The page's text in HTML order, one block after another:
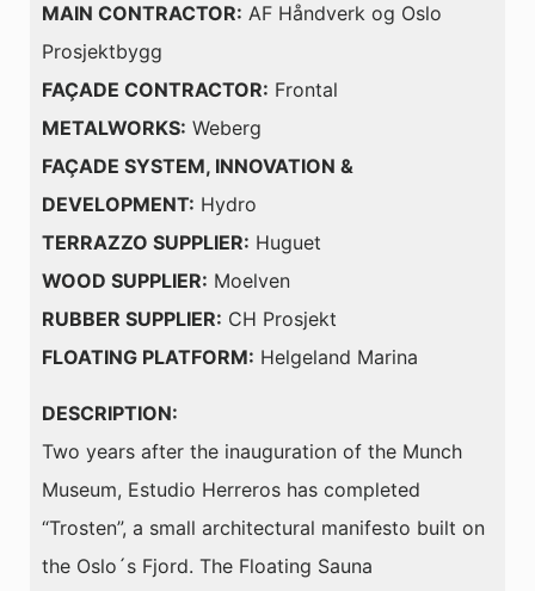
MAIN CONTRACTOR: AF Håndverk og Oslo
Prosjektbygg
FAÇADE CONTRACTOR: Frontal
METALWORKS: Weberg
FAÇADE SYSTEM, INNOVATION &
DEVELOPMENT: Hydro
TERRAZZO SUPPLIER: Huguet
WOOD SUPPLIER: Moelven
RUBBER SUPPLIER: CH Prosjekt
FLOATING PLATFORM: Helgeland Marina
DESCRIPTION:
Two years after the inauguration of the Munch
Museum, Estudio Herreros has completed
“Trosten”, a small architectural manifesto built on
the Oslo´s Fjord. The Floating Sauna